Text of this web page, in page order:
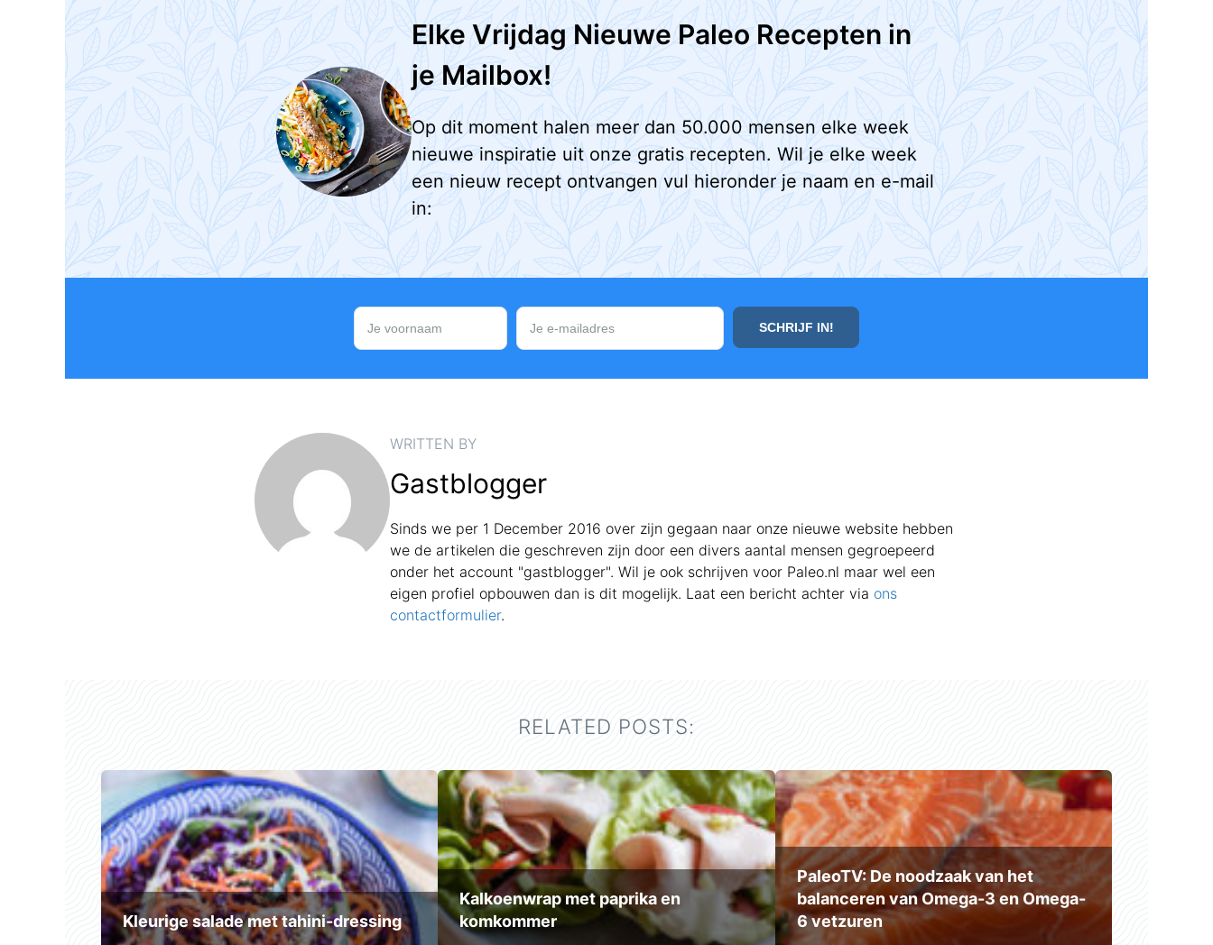
Elke Vrijdag Nieuwe Paleo Recepten in
je Mailbox!
Op dit moment halen meer dan 50.000 mensen elke week
nieuwe inspiratie uit onze gratis recepten. Wil je elke week
een nieuw recept ontvangen vul hieronder je naam en e-mail
in:
WRITTEN BY
Gastblogger
Sinds we per 1 December 2016 over zijn gegaan naar onze nieuwe website hebben
we de artikelen die geschreven zijn door een divers aantal mensen gegroepeerd
onder het account "gastblogger". Wil je ook schrijven voor Paleo.nl maar wel een
eigen profiel opbouwen dan is dit mogelijk. Laat een bericht achter via ons
contactformulier.
RELATED POSTS:
Kleurige salade met tahini-dressing
Kalkoenwrap met paprika en
komkommer
PaleoTV: De noodzaak van het
balanceren van Omega-3 en Omega-
6 vetzuren